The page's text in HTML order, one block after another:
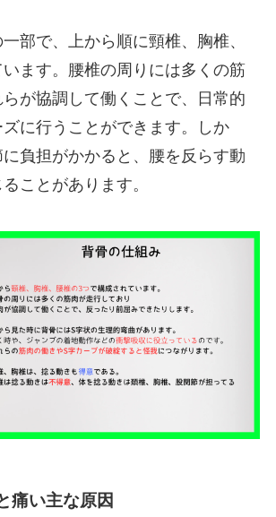
部で、上から順に頸椎、胸椎、
ます。腰椎の周りには多くの筋
が協調して働くことで、日常的
に行うことができます。しか
に負担がかかると、腰を反らす動
ことがあります。
痛い主な原因